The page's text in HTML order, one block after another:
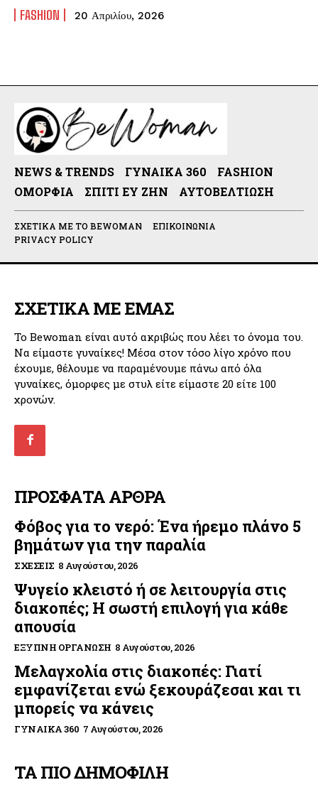
FASHION 20 Απριλίου, 2026
NEWS & TRENDS ΓΥΝΑΊΚΑ 360
FASHION
ΟΜΟΡΦΙΆ
ΣΠΊΤΙ ΕΥ ΖΗΝ ΑΥΤΟΒΕΛΤΊΩΣΗ
ΣΧΕΤΙΚΆ ΜΕ ΤΟ BEWOMAN
ΕΠΙΚΟΙΝΩΝΊΑ
PRIVACY POLICY
ΣΧΕΤΙΚΑ ΜΕ ΕΜΑΣ
Το Bewoman είναι αυτό ακριβώς που λέει το όνομα του.
Να είμαστε γυναίκες! Μέσα στον τόσο λίγο χρόνο που
έχουμε, θέλουμε να παραμένουμε πάνω από όλα
γυναίκες, όμορφες με στυλ είτε είμαστε 20 είτε 100
χρονών.
ΠΡΟΣΦΑΤΑ ΑΡΘΡΑ
Φόβος για το νερό: Ένα ήρεμο πλάνο 5
βημάτων για την παραλία
ΣΧΈΣΕΙΣ 8 Αυγούστου, 2026
Ψυγείο κλειστό ή σε λειτουργία στις
διακοπές; Η σωστή επιλογή για κάθε
απουσία
ΈΞΥΠΝΗ ΟΡΓΆΝΩΣΗ 8 Αυγούστου, 2026
Μελαγχολία στις διακοπές: Γιατί
εμφανίζεται ενώ ξεκουράζεσαι και τι
μπορείς να κάνεις
ΓΥΝΑΊΚΑ 360 7 Αυγούστου, 2026
ΤΑ ΠΙΟ ΔΗΜΟΦΙΛΗ